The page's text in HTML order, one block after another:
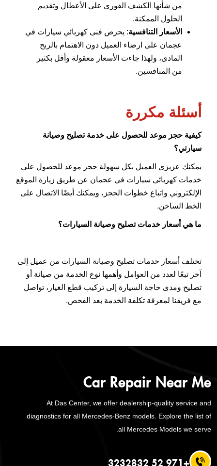
من شأنها الكشف الفورى على الأعطال وتقديم
الحلول الممكنة.
الأسعار التنافسية: يحرص فنى كهربائي سيارات في
عجمان على ارضاء العميل دون الاهتمام بالربح
المادى، ولهذا جاءت الأسعار معقولة وأقل بكثير
من المنافسين.
أسئلة مكررة
كيفية حجز موعد للحصول على خدمة تصليح وصيانة
سيارتي؟
يمكنك عزيزى العميل بكل سهولة حجز موعد للحصول على
خدمات كهربائي سيارات في عجمان عن طريق زيارة الموقع
الإلكتروني واتباع خطوات الحجز، ويمكنك أيضًا الاتصال على
الخط الساخن.
ما هي أسعار خدمات تصليح وصيانة السيارات؟
تختلف أسعار خدمات تصليح وصيانة السيارات من عميل إلى
آخر تبعًا لعدد من العوامل وأهمها نوع الخدمة من صيانة أو
تصليح ومدى حاجة السيارة إلى تركيب قطع الغيار، تواصل
مع فريقنا لمعرفة تكلفة الخدمة بعد الفحص.
Car Repair Near Me
At Das Center, we offer dealership-quality service and
diagnostics for all Mercedes-Benz models. Explore the list of
all Mercedes Models we serve.
+971 52 3232832